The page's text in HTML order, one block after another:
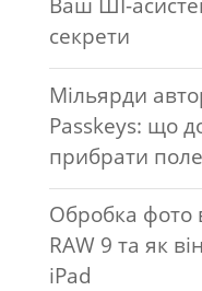
секрети
Мільярди
Passkeys: що
прибрати
Обробка фото
RAW 9 та як
iPad